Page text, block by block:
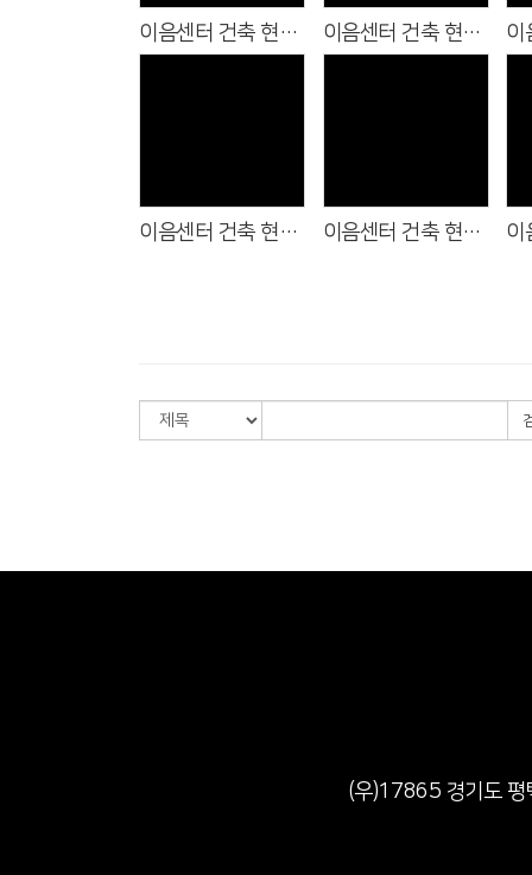
이음센터 건축 현황 (2025.7.31) 이음센터 건축 현황 (2025.6.31)
이음센터 건축 현황 (2025.11.2) 이음센터 건축 현황 (2025.10.4)
(우)17865 경기도